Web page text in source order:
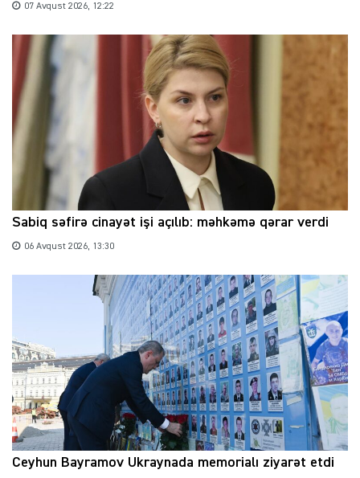
07 Avqust 2026, 12:22
Sabiq səfirə cinayət işi açılıb: məhkəmə qərar verdi
06 Avqust 2026, 13:30
Ceyhun Bayramov Ukraynada memorialı ziyarət etdi